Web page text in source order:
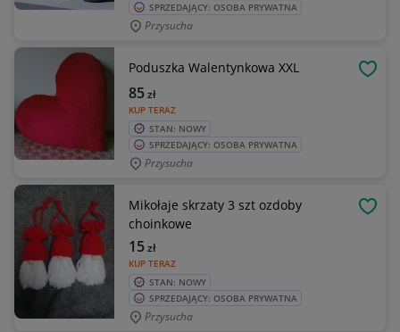
SPRZEDAJĄCY: OSOBA PRYWATNA
Przysucha
Poduszka Walentynkowa XXL
KUP TERAZ
85zł
STAN: NOWY
SPRZEDAJĄCY: OSOBA PRYWATNA
Przysucha
Mikołaje skrzaty 3 szt ozdoby
choinkowe
KUP TERAZ
15zł
STAN: NOWY
SPRZEDAJĄCY: OSOBA PRYWATNA
Przysucha